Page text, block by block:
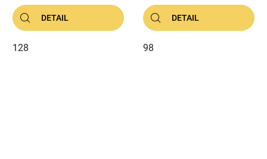
DETAIL
128
DETAIL
98